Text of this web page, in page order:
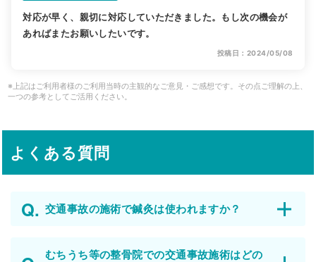
対応が早く、親切に対応していただきました。もし次の機会が
あればまたお願いしたいです。
投稿日：2024/05/08
※上記はご利用者様のご利用当時の主観的なご意見・ご感想です。その点ご理解の上、
一つの参考としてご活用ください。
よくある質問
交通事故の施術で鍼灸は使われますか？
むちうち等の整骨院での交通事故施術はどの